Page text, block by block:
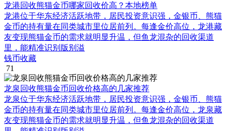
龙港回收熊猫金币哪家回收价高？本地榜单
龙港位于华东经济活跃地带，居民投资意识强，金银币、熊猫
金币的持有量在同类城市里位居前列。每逢金价高位，龙港藏
友变现熊猫金币的需求就明显升温，但鱼龙混杂的回收渠道
里，能精准识别版别溢
钱币收藏
71
龙泉回收熊猫金币回收价格高的几家推荐
龙泉位于华东经济活跃地带，居民投资意识强，金银币、熊猫
金币的持有量在同类城市里位居前列。每逢金价高位，龙泉藏
友变现熊猫金币的需求就明显升温，但鱼龙混杂的回收渠道